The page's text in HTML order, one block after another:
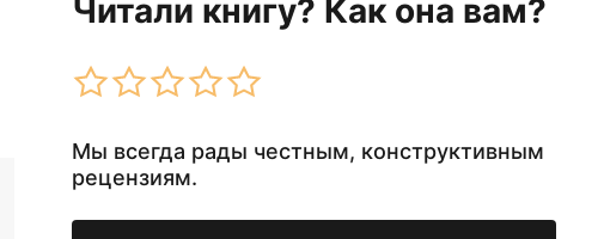
Читали книгу? Как она вам?
Мы всегда рады честным, конструктивным
рецензиям.